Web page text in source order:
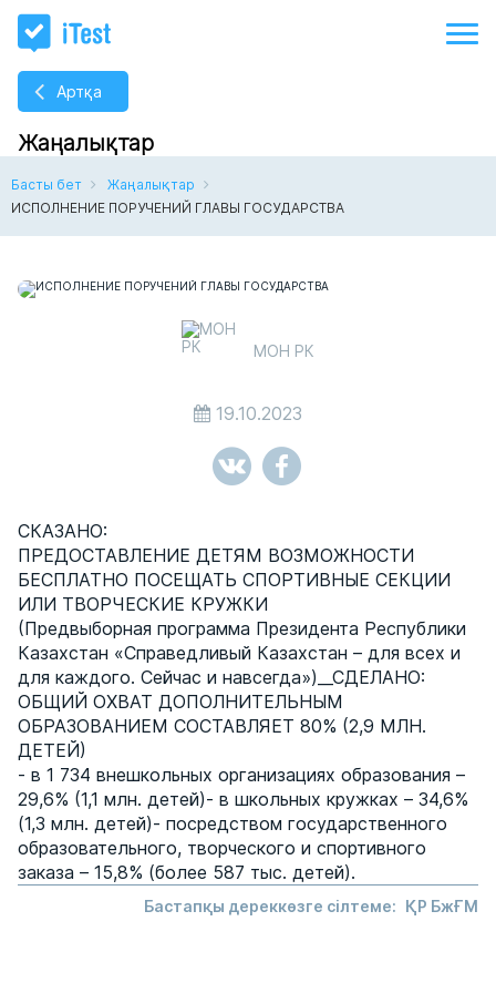
Артқа
Жаңалықтар
Басты бет
Жаңалықтар
ИСПОЛНЕНИЕ ПОРУЧЕНИЙ ГЛАВЫ ГОСУДАРСТВА
МОН РК
19.10.2023
СКАЗАНО:
ПРЕДОСТАВЛЕНИЕ ДЕТЯМ ВОЗМОЖНОСТИ
БЕСПЛАТНО ПОСЕЩАТЬ СПОРТИВНЫЕ СЕКЦИИ
ИЛИ ТВОРЧЕСКИЕ КРУЖКИ
(Предвыборная программа Президента Республики
Казахстан «Справедливый Казахстан – для всех и
для каждого. Сейчас и навсегда»)__СДЕЛАНО:
ОБЩИЙ ОХВАТ ДОПОЛНИТЕЛЬНЫМ
ОБРАЗОВАНИЕМ СОСТАВЛЯЕТ 80% (2,9 МЛН.
ДЕТЕЙ)
- в 1 734 внешкольных организациях образования –
29,6% (1,1 млн. детей)- в школьных кружках – 34,6%
(1,3 млн. детей)- посредством государственного
образовательного, творческого и спортивного
заказа – 15,8% (более 587 тыс. детей).
Бастапқы дереккөзге сілтеме: ҚР БжҒМ